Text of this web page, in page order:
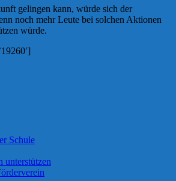
gelingen kann, würde sich der
noch mehr Leute bei solchen Aktionen
würde.
Schule
unterstützen